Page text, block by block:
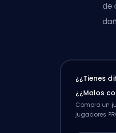
de
¿¿Tienes
¿¿Malos
Compra un
jugadores